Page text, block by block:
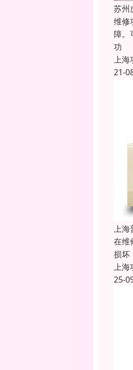
苏州
维修
障。
功
上海
21-
上海
在维
损坏‌
上海
25-